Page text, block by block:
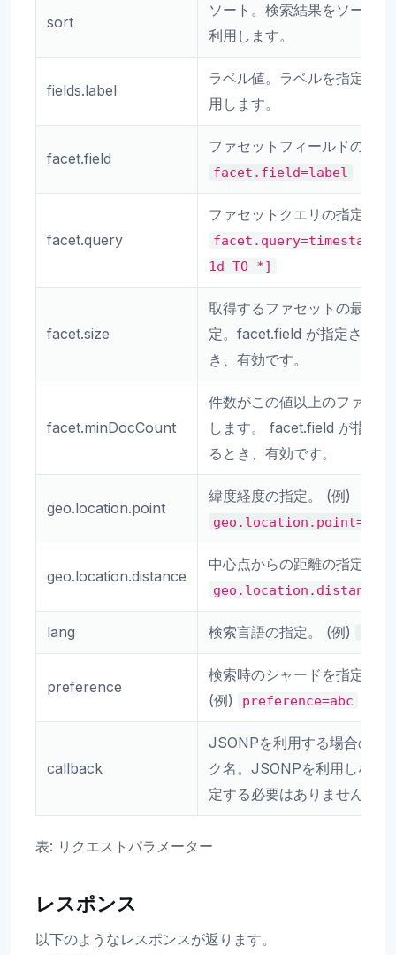
sort
ソート。検索結果をソート
利用します。
fields.label
ラベル値。ラベルを指定す
用します。
facet.field
ファセットフィールドの指
facet.field=label
facet.query
ファセットクエリの指定。 (
1d TO *]
facet.size
取得するファセットの最大
定。facet.field が指定されて
き、有効です。
facet.minDocCount
件数がこの値以上のファセ
します。 facet.field が指定
るとき、有効です。
geo.location.point
緯度経度の指定。 (例)
geo.location.distance
中心点からの距離の指定。 (
lang 検索言語の指定。 (例)
preference
検索時のシャードを指定す
(例)
preference=abc
callback
JSONPを利用する場合のコ
ク名。JSONPを利用しない
定する必要はありません。
表: リクエストパラメーター
レスポンス
以下のようなレスポンスが返ります。